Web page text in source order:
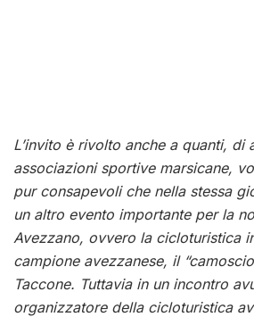
L’invito è rivolto anche a quanti, di
associazioni sportive marsicane,
pur consapevoli che nella stessa
un altro evento importante per la
Avezzano, ovvero la cicloturistica
campione avezzanese, il
Taccone. Tuttavia in un incontro
organizzatore della cicloturistica